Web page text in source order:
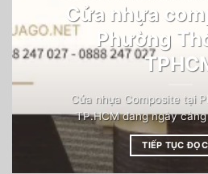
Cửa nhựa
Phường
Cửa nhựa Composite tại
TP.HCM đang ngày
TIẾP TỤC ĐỌC